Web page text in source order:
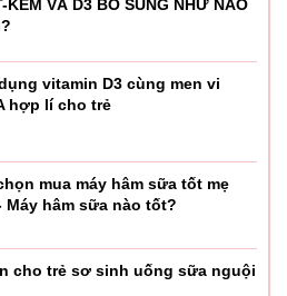
KẼM VÀ D3 BỔ SUNG NHƯ NÀO
vitamin D3 cùng men vi
hợp lí cho trẻ
mua máy hâm sữa tốt mẹ
Máy hâm sữa nào tốt?
cho trẻ sơ sinh uống sữa nguội